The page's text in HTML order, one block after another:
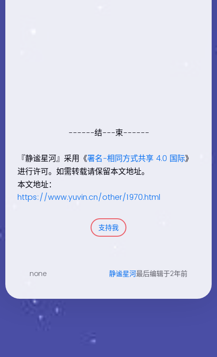
------结---束------
『静谧星河』采用《署名-相同方式共享 4.0 国际》
进行许可。如需转载请保留本文地址。
本文地址：
https://www.yuvin.cn/other/1970.html
支持我
none 静谧星河最后编辑于2年前